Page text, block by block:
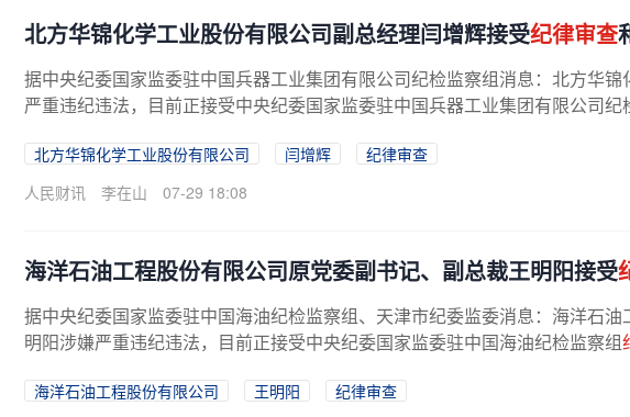
北方华锦化学工业股份有限公司副总经理闫增辉接受纪律审查
据中央纪委国家监委驻中国兵器工业集团有限公司纪检监察组消息：北方华
严重违纪违法，目前正接受中央纪委国家监委驻中国兵器工业集团有限公司纪
北方华锦化学工业股份有限公司 闫增辉
纪律审查
人民财讯
李在山 07-29 18:08
海洋石油工程股份有限公司原党委副书记、副总裁王明阳接受
据中央纪委国家监委驻中国海油纪检监察组、天津市纪委监委消息：海洋石
明阳涉嫌严重违纪违法，目前正接受中央纪委国家监委驻中国海油纪检监察组
海洋石油工程股份有限公司 王明阳
纪律审查